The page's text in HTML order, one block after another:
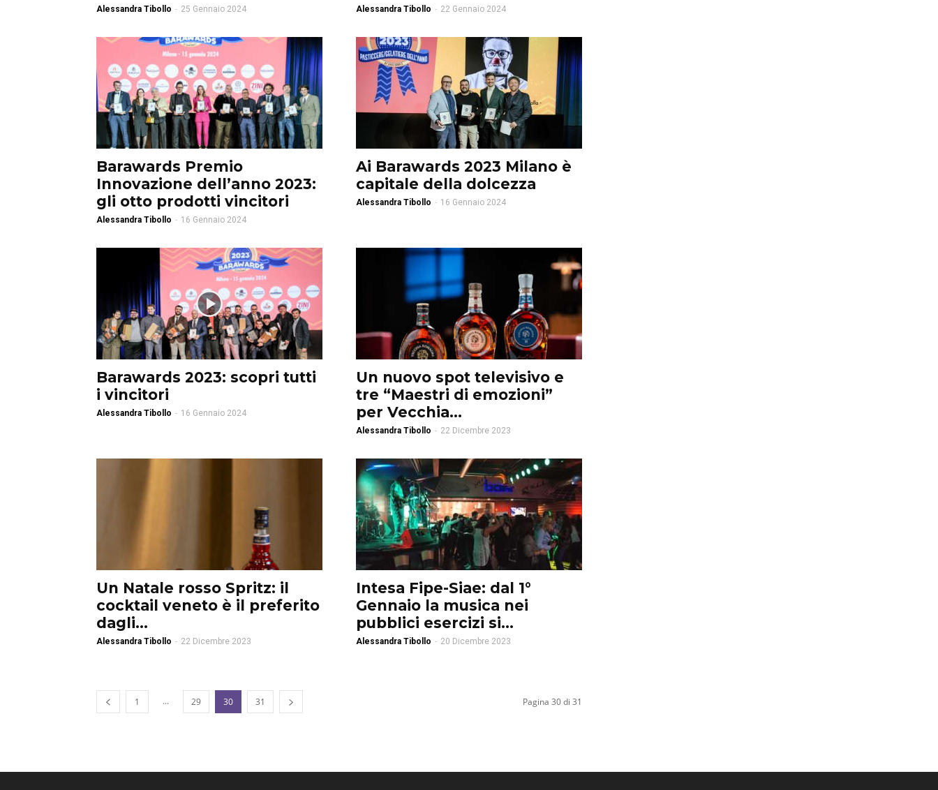
Alessandra Tibollo - 25 Gennaio 2024 Alessandra Tibollo - 22 Gennaio 2024
Barawards Premio
Innovazione dell’anno 2023:
gli otto prodotti vincitori
Alessandra Tibollo - 16 Gennaio 2024
Ai Barawards 2023 Milano è
capitale della dolcezza
Alessandra Tibollo - 16 Gennaio 2024
Barawards 2023: scopri tutti
i vincitori
Alessandra Tibollo - 16 Gennaio 2024
Un nuovo spot televisivo e
tre “Maestri di emozioni”
per Vecchia...
Alessandra Tibollo - 22 Dicembre 2023
Un Natale rosso Spritz: il
cocktail veneto è il preferito
dagli...
Alessandra Tibollo - 22 Dicembre 2023
Intesa Fipe-Siae: dal 1°
Gennaio la musica nei
pubblici esercizi si...
Alessandra Tibollo - 20 Dicembre 2023
1 ... 29 30 31 Pagina 30 di 31